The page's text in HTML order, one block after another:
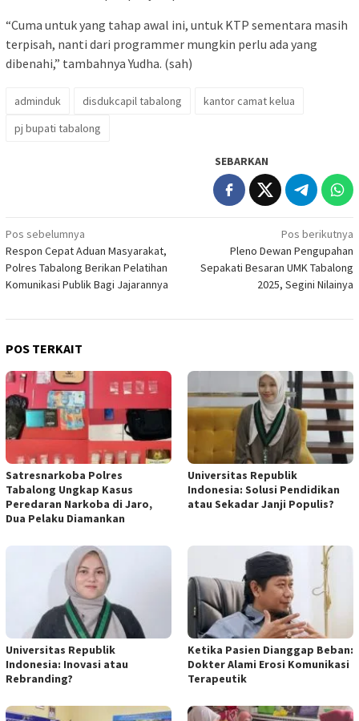
“Cuma untuk yang tahap awal ini, untuk KTP sementara masih
terpisah, nanti dari programmer mungkin perlu ada yang
dibenahi,” tambahnya Yudha. (sah)
adminduk disdukcapil tabalong
kantor camat kelua
pj bupati tabalong
SEBARKAN
Navigasi
pos
Pos sebelumnya
Respon Cepat Aduan Masyarakat,
Polres Tabalong Berikan Pelatihan
Komunikasi Publik Bagi Jajarannya
Pos berikutnya
Pleno Dewan Pengupahan
Sepakati Besaran UMK Tabalong
2025, Segini Nilainya
POS TERKAIT
Satresnarkoba Polres
Tabalong Ungkap Kasus
Peredaran Narkoba di Jaro,
Dua Pelaku Diamankan
Universitas Republik
Indonesia: Solusi Pendidikan
atau Sekadar Janji Populis?
Universitas Republik
Indonesia: Inovasi atau
Rebranding?
Ketika Pasien Dianggap Beban:
Dokter Alami Erosi Komunikasi
Terapeutik